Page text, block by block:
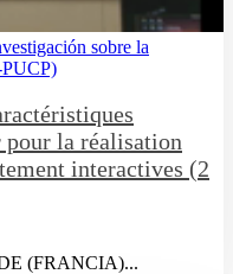
sobre la
PUCP)
la réalisation
interactives (2
(FRANCIA)...